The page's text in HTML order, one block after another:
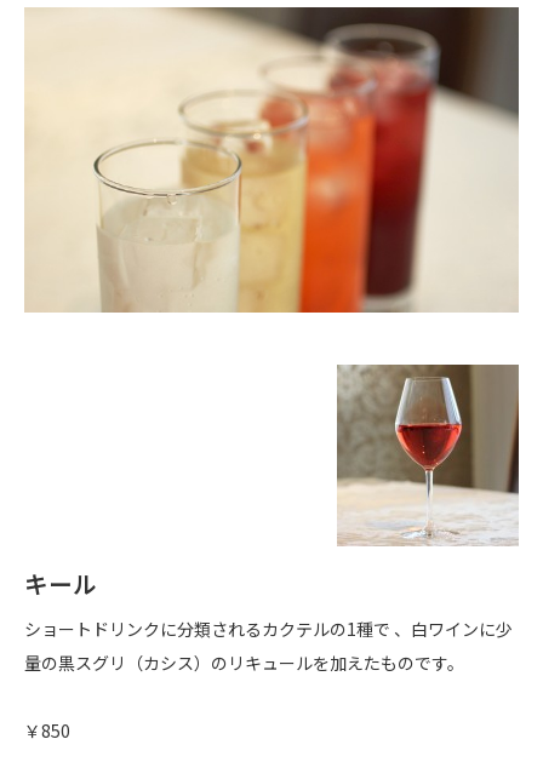
キール
ショートドリンクに分類されるカクテルの1種で 、白ワインに少
量の黒スグリ（カシス）のリキュールを加えたものです。
￥850